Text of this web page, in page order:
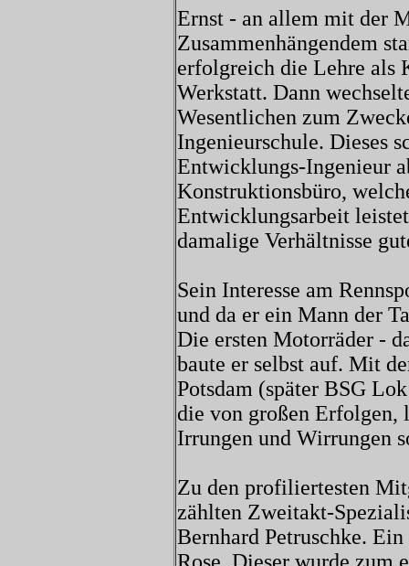
Ernst - an allem mit der
Zusammenhängendem
erfolgreich die Lehre als
Werkstatt. Dann
Wesentlichen zum
Ingenieurschule. Dieses
Entwicklungs-Ingenieur
Konstruktionsbüro,
Entwicklungsarbeit
damalige Verhältnisse
Sein Interesse am
und da er ein Mann der
Die ersten Motorräder -
baute er selbst auf. Mit
Potsdam (später BSG
die von großen Erfolgen,
Irrungen und Wirrungen
Zu den profiliertesten
zählten Zweitakt-
Bernhard Petruschke.